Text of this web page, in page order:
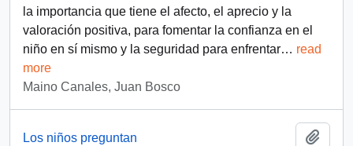
la importancia que tiene el afecto, el aprecio y la
valoración positiva, para fomentar la confianza en el
niño en sí mismo y la seguridad para enfrentar… read
more
Maino Canales, Juan Bosco
Los niños preguntan